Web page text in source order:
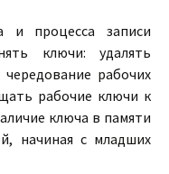
и процесса записи
ключи: удалять
рабочих
рабочие ключи к
ключа в памяти
начиная с младших